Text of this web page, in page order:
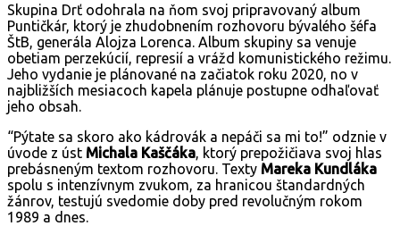
Skupina Drť odohrala na ňom svoj pripravovaný album
Puntičkár, ktorý je zhudobnením rozhovoru bývalého šéfa
ŠtB, generála Alojza Lorenca. Album skupiny sa venuje
obetiam perzekúcií, represií a vrážd komunistického režimu.
Jeho vydanie je plánované na začiatok roku 2020, no v
najbližších mesiacoch kapela plánuje postupne odhaľovať
jeho obsah.
“Pýtate sa skoro ako kádrovák a nepáči sa mi to!” odznie v
úvode z úst Michala Kaščáka, ktorý prepožičiava svoj hlas
prebásneným textom rozhovoru. Texty Mareka Kundláka
spolu s intenzívnym zvukom, za hranicou štandardných
žánrov, testujú svedomie doby pred revolučným rokom
1989 a dnes.